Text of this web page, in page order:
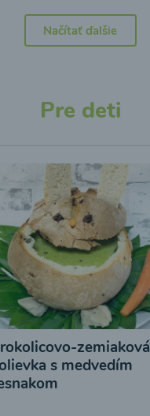
Načítať ďalšie
Pre deti
zemiaková
s medvedím